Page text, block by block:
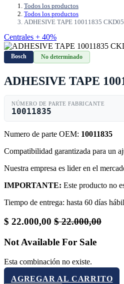
Todos los productos
Todos los productos
ADHESIVE TAPE 10011835
Centrales + 40%
Bosch No determinado
ADHESIVE TAPE
NÚMERO DE PARTE FABRICANTE
10011835
Numero de parte OEM: 10011835
Compatibilidad garantizada para un
Nuestra empresa es lider en el
IMPORTANTE: Este producto no
Tiempo de entrega: hasta 60 días
$ 22.000,00 $22.000,00
Not Available For Sale
Esta combinación no existe.
AGREGAR AL CARRITO